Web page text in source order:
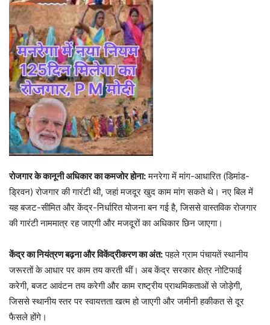
रोजगार के कानूनी अधिकार का कमजोर होना:मनरेगा में मांग-आधारित (डिमांड-
ड्रिवन) रोजगार की गारंटी थी, जहां मजदूर खुद काम मांग सकते थे। नए बिल में
यह बजट-सीमित और केंद्र-निर्धारित योजना बन गई है, जिससे वास्तविक रोजगार
की गारंटी नाममात्र रह जाएगी और मजदूरों का अधिकार छिन जाएगा।
केंद्र का नियंत्रण बढ़ना और विकेंद्रीकरण का अंत:पहले ग्राम पंचायतें स्थानीय
जरूरतों के आधार पर काम तय करती थीं। अब केंद्र सरकार क्षेत्र नोटिफाई
करेगी, बजट आवंटन तय करेगी और काम राष्ट्रीय प्राथमिकताओं से जोड़ेगी,
जिससे स्थानीय स्तर पर स्वायत्तता खत्म हो जाएगी और जमीनी हकीकत से दूर
फैसले होंगे।